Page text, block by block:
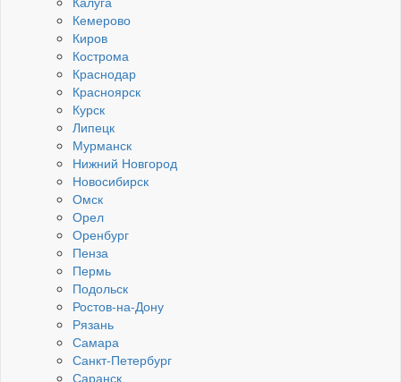
Кемерово
Киров
Кострома
Краснодар
Красноярск
Курск
Липецк
Мурманск
Нижний Новгород
Новосибирск
Омск
Орел
Оренбург
Пенза
Пермь
Подольск
Ростов-на-Дону
Рязань
Самара
Санкт-Петербург
Саранск